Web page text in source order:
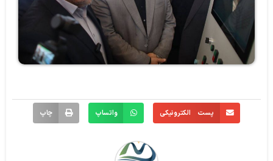
پست الکترونیکی واتساپ چاپ